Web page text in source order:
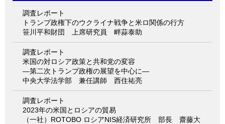
調査レポート
トランプ政権下のウクライナ戦争と米ロ関係の行方
笹川平和財団 上席研究員 畔蒜泰助
調査レポート
米国の対ロシア政策と共和党の変容
―第二次トランプ政権の展望を中心に―
中央大学法学部 兼任講師 西住祐亮
調査レポート
2023年の米国とロシアの貿易
（一社）ROTOBO ロシアNIS経済研究所 部長 齋藤大